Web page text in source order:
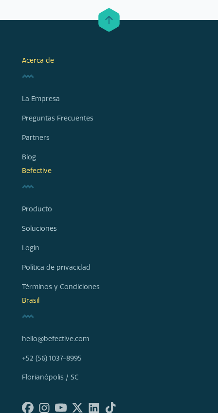
Acerca de
La Empresa
Preguntas Frecuentes
Partners
Blog
Befective
Producto
Soluciones
Login
Política de privacidad
Términos y Condiciones
Brasil
hello@befective.com
+52 (56) 1037-8995
Florianópolis / SC